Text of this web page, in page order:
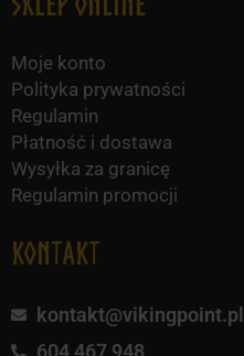
Moje konto
Polityka prywatności
Regulamin
Płatność i dostawa
Wysyłka za granicę
Regulamin promocji
KONTAKT
kontakt@vikingpoint.pl
604 467 948